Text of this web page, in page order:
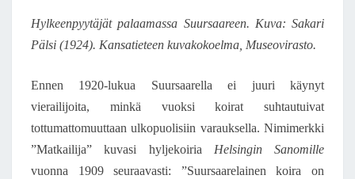
Hylkeenpyytäjät palaamassa Suursaareen. Kuva: Sakari
Pälsi (1924). Kansatieteen kuvakokoelma, Museovirasto.
Ennen 1920-lukua Suursaarella ei juuri käynyt
vierailijoita, minkä vuoksi koirat suhtautuivat
tottumattomuuttaan ulkopuolisiin varauksella. Nimimerkki
”Matkailija” kuvasi hyljekoiria Helsingin Sanomille
vuonna 1909 seuraavasti: ”Suursaarelainen koira on